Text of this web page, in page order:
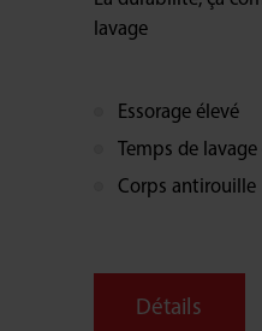
lavage
Essorage élevé
Temps de
Corps antirouille
Détails